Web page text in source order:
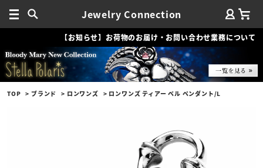
Jewelry Connection
【お知らせ】お荷物のお届け・お問い合わせ業務について
TOP ブランド ロンワンズ ロンワンズ ティアー ベル ペンダント/L